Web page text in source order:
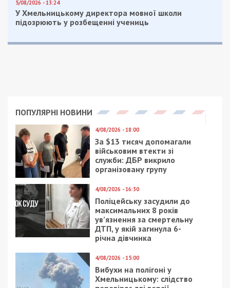
5/08/2026 - 13:24
У Хмельницькому директора мовної школи
підозрюють у розбещенні учениць
ПОПУЛЯРНІ НОВИНИ
4/08/2026 - 18:00
За $13 тисяч допомагали
військовим втекти зі
служби: ДБР викрило
організовану групу
4/08/2026 - 16:30
Поліцейську засудили до
максимальних 8 років
ув’язнення за смертельну
ДТП, у якій загинула 6-
річна дівчинка
4/08/2026 - 15:00
Вибухи на полігоні у
Хмельницькому: слідство